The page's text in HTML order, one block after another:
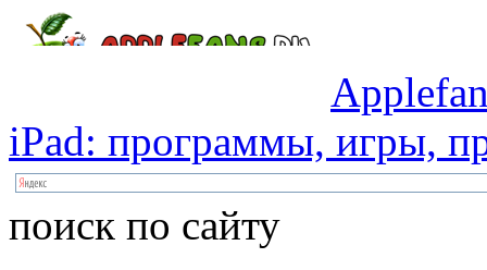
iPad: программы, игры,
поиск по сайту